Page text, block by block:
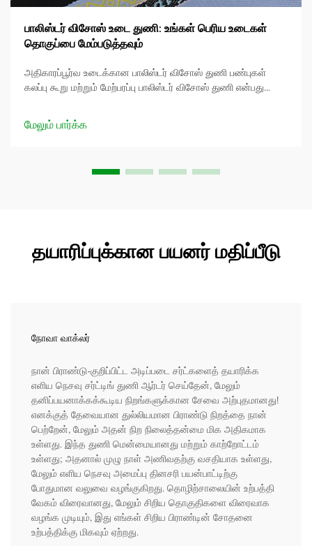
பாலிஸ்டர் விசோஸ் உடை துணி: உங்கள் பெரிய உடைகள்
தொகுப்பை மேம்படுத்தவும்
அதிகாரப்பூர்வ உடைக்கான பாலிஸ்டர் விசோஸ் துணி பண்புகள்
கலப்பு கூறு மற்றும் மேற்பரப்பு பாலிஸ்டர் விசோஸ் துணி என்பது
கலவையாகும். வழக்கமான பி.எல்...
மேலும் பார்க்க
தயாரிப்புக்கான பயனர் மதிப்பீடு
நோவா வாக்லர்
நான் பிராண்டு-குறிப்பிட்ட அடிப்படை சர்ட்களைத் தயாரிக்க
எளிய நெசவு சர்ட்டிங் துணி ஆர்டர் செய்தேன், மேலும்
தனிப்பயனாக்கக்கூடிய நிறங்களுக்கான சேவை அற்புதமானது!
எனக்குத் தேவையான துல்லியமான பிராண்டு நிறத்தை நான்
பெற்றேன், மேலும் அதன் நிற நிலைத்தன்மை மிக அதிகமாக
உள்ளது. இந்த துணி மென்மையானது மற்றும் காற்றோட்டம்
உள்ளது; அதனால் முழு நாள் அணிவதற்கு வசதியாக உள்ளது,
மேலும் எளிய நெசவு அமைப்பு தினசரி பயன்பாட்டிற்கு
போதுமான வலுவை வழங்குகிறது. தொழிற்சாலையின் உற்பத்தி
வேகம் விரைவானது, மேலும் சிறிய தொகுதிகளை விரைவாக
வழங்க முடியும், இது எங்கள் சிறிய பிராண்டின் சோதனை
உற்பத்திக்கு மிகவும் ஏற்றது.